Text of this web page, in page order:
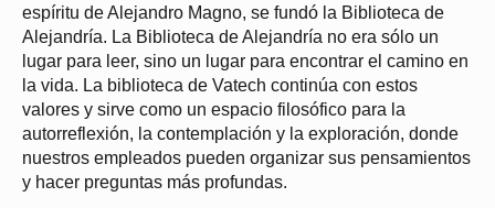
espíritu de Alejandro Magno, se fundó la Biblioteca de
Alejandría. La Biblioteca de Alejandría no era sólo un
lugar para leer, sino un lugar para encontrar el camino en
la vida. La biblioteca de Vatech continúa con estos
valores y sirve como un espacio filosófico para la
autorreflexión, la contemplación y la exploración, donde
nuestros empleados pueden organizar sus pensamientos
y hacer preguntas más profundas.